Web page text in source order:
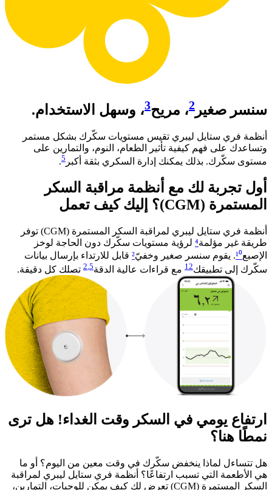
سنسر صغير 2، مريح3، وسهل الاستخدام.
أنظمة فري ستايل ليبري تقيس مستويات سكّرك بشكل مستمر
وتساعدك على فهم كيفية تأثير الطعام، النوم، والتمارين على
مستوى سكّرك. بذلك يمكنك إدارة السكري بثقة أكبر 5
. ​
أول تجربة لك مع أنظمة مراقبة السكر
المستمرة (CGM)؟ إليك كيف تعمل​
أنظمة فري ستايل ليبري لمراقبة السكر المستمرة (CGM) توفر
طريقة غير مؤلمة⁴ لرؤية مستويات سكّرك دون الحاجة لوخز
الإصبع¹⁰. يقوم سنسر صغير وخفيّ² قابل للارتداء بإرسال بيانات
سكّرك إلى تطبيقك12 مع قراءات عالية الدقة 2,5 تصلك كل دقيقة.​
ارتفاع يومي في السكر وقت الغداء! هل ترى
نمطًا هنا؟
هل تتساءل لماذا ينخفض سكّرك في وقت معين من اليوم؟ أو ما
هي الأطعمة التي تسبب ارتفاعًا؟ أنظمة فري ستايل ليبري لمراقبة
السكر المستمرة (CGM) تعرض لك كيف يمكن للوجبات، التمارين،